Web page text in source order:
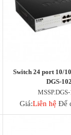
Switch 24 port 10/
DGS-
Giá:Liên hệ Để